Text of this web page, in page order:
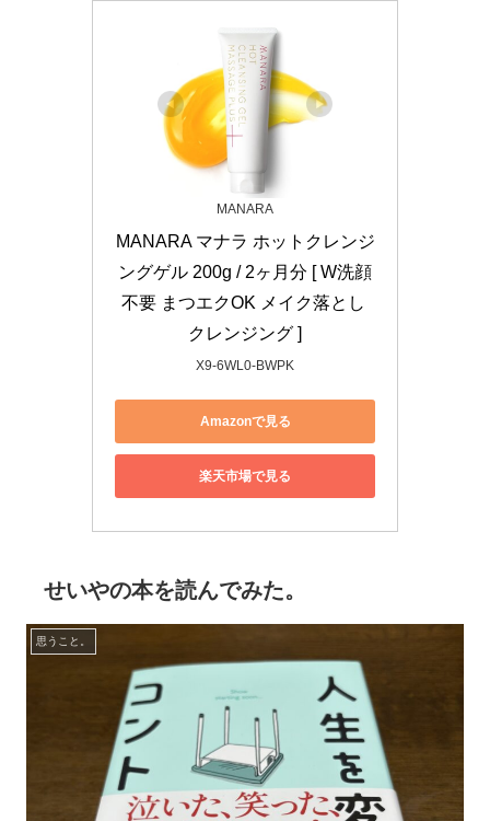
MANARA
MANARA マナラ ホットクレンジ
ングゲル 200g / 2ヶ月分 [ W洗顔
不要 まつエクOK メイク落とし
クレンジング ]
X9-6WL0-BWPK
Amazonで見る
楽天市場で見る
せいやの本を読んでみた。
思うこと。